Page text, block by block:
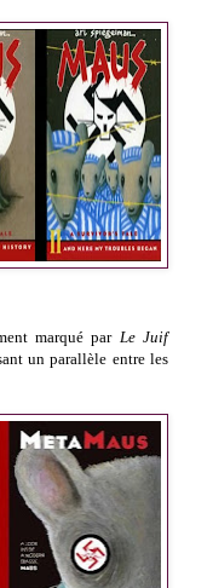
marqué par Le Juif
un parallèle entre les